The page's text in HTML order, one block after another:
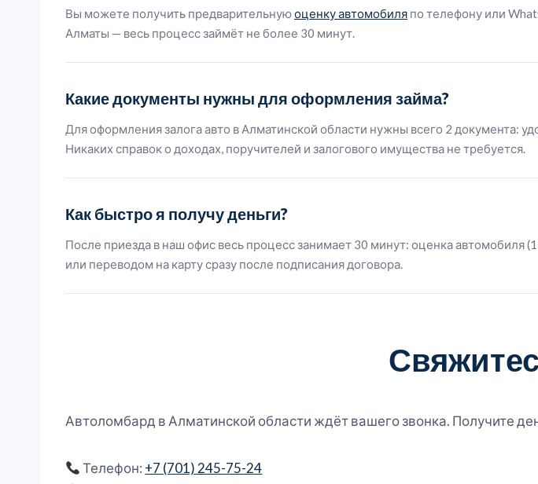
Вы можете получить предварительнуюоценку автомобиля по телефону или
Алматы — весь процесс займёт не более 30 минут.
Какие документы нужны для оформления займа?
Для оформления залога авто в Алматинской области нужны всего 2 документа:
Никаких справок о доходах, поручителей и залогового имущества не требуется.
Как быстро я получу деньги?
После приезда в наш офис весь процесс занимает 30 минут: оценка
или переводом на карту сразу после подписания договора.
Автоломбард в Алматинской области ждёт вашего звонка. Получите
Телефон: +7 (701) 245-75-24